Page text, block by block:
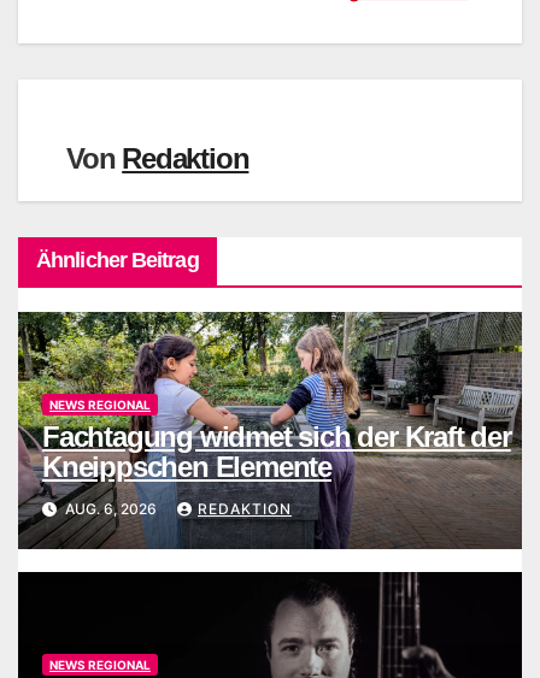
Von Redaktion
Ähnlicher Beitrag
NEWS REGIONAL
Fachtagung widmet sich der Kraft der
Kneippschen Elemente
AUG. 6, 2026 REDAKTION
NEWS REGIONAL